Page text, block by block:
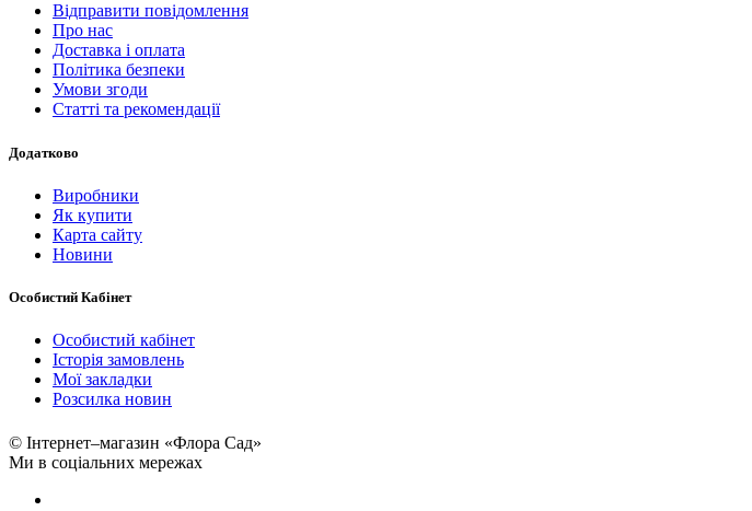
Відправити повідомлення
Про нас
Доставка і оплата
Політика безпеки
Умови згоди
Статті та рекомендації
Додатково
Виробники
Як купити
Карта сайту
Новини
Особистий Кабінет
Особистий кабінет
Історія замовлень
Мої закладки
Розсилка новин
© Інтернет–магазин «Флора Сад»
Ми в соціальних мережах